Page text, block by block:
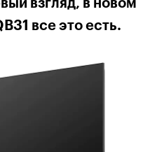
взгляд, в новом
все это есть.